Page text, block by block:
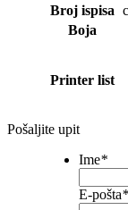
Broj ispisa
Boja
Printer list
Pošaljite upit
Ime*
E-pošta*